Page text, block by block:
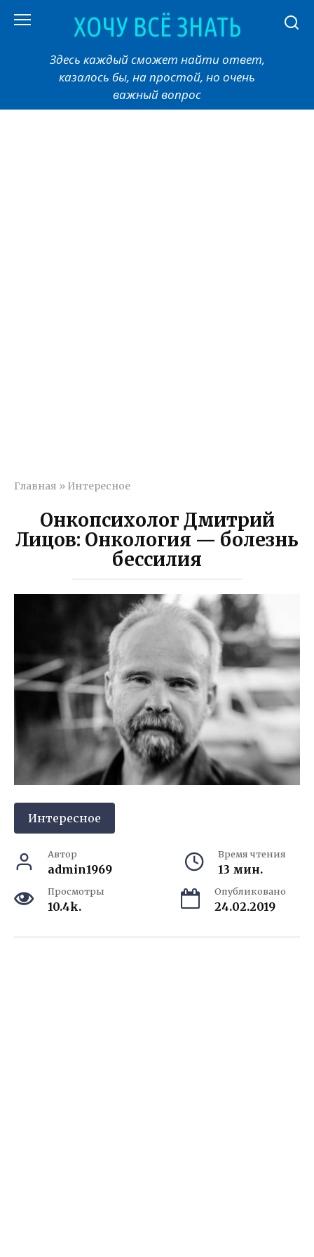
ХОЧУ ВСЁ ЗНАТЬ
Здесь каждый сможет найти ответ,
казалось бы, на простой, но очень
важный вопрос
Главная » Интересное
Онкопсихолог Дмитрий
Лицов: Онкология — болезнь
бессилия
Интересное
Автор
admin1969
Время чтения
13 мин.
Просмотры
10.4k.
Опубликовано
24.02.2019